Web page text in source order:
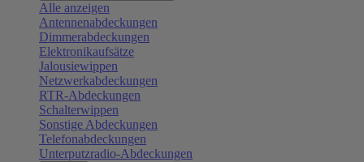
Alle anzeigen
Antennenabdeckungen
Dimmerabdeckungen
Elektronikaufsätze
Jalousiewippen
Netzwerkabdeckungen
RTR-Abdeckungen
Schalterwippen
Sonstige Abdeckungen
Telefonabdeckungen
Unterputzradio-Abdeckungen